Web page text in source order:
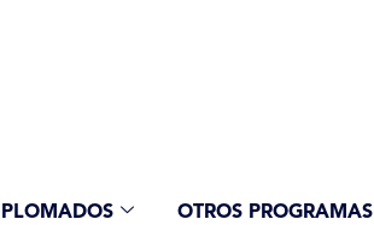
OTROS PROGRAMAS